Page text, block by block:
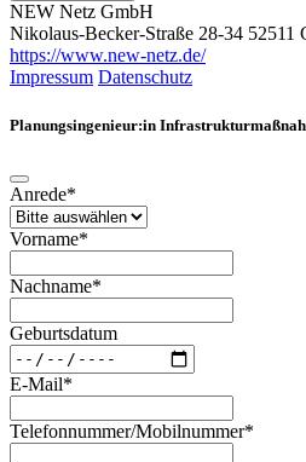
NEW Netz GmbH
Nikolaus-Becker-Straße 28-34 52511
https://www.new-netz.de/
Impressum Datenschutz
Planungsingenieur:in
Anrede*
Vorname*
Nachname*
Geburtsdatum
E-Mail*
Telefonnummer/Mobilnummer*